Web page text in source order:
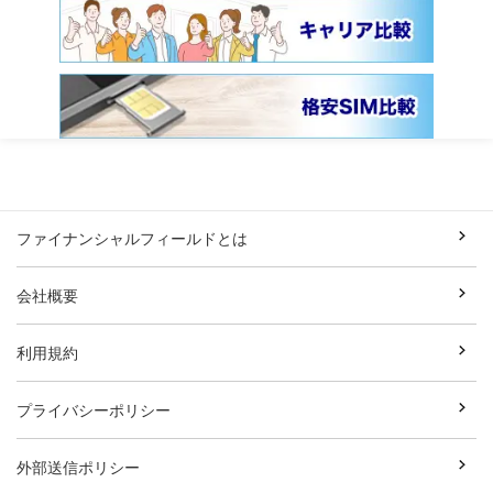
ファイナンシャルフィールドとは
会社概要
利用規約
プライバシーポリシー
外部送信ポリシー